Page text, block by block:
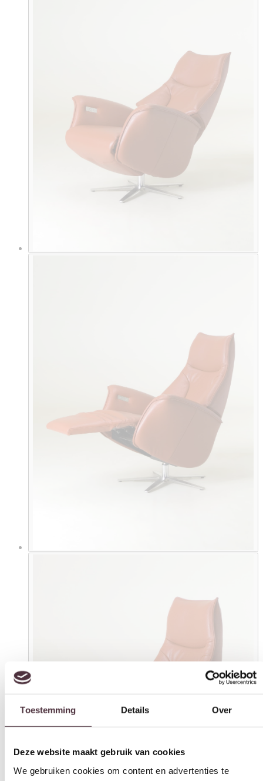
Toestemming Details Over
We gebruiken cookies om content en advertenties te
personaliseren, om functies voor social media te bieden en